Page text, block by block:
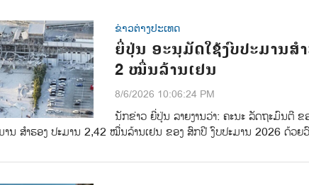
ຂ່າວຕ່າງປະເທດ
ຍີ່ປຸ່ນ ອະນຸມັດໃຊ້ງົບປະມານ
2 ໝື່ນລ້ານເຢນ
8/6/2026 10:06:24 PM
ນັກຂ່າວ ຍີ່ປຸ່ນ ລາຍງານວ່າ: ຄະນະ ລັດຖະມົນຕີ
ນ ສຳຮອງ ປະມານ 2,42 ໝື່ນລ້ານເຢນ ຂອງ ສົກປີ ງົບປະມານ 2026 ດ້ວຍ